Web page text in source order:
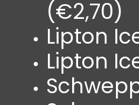
(€2,70)
Lipton
Lipton